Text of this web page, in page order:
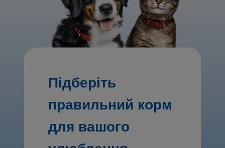
Підберіть
правильний корм
для вашого